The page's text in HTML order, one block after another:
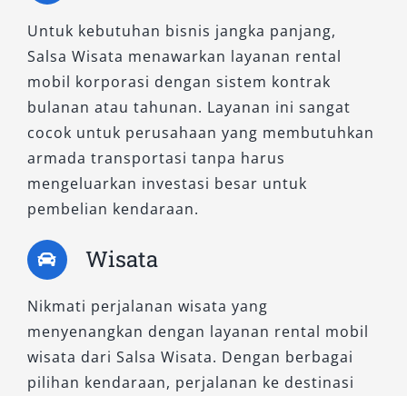
Untuk kebutuhan bisnis jangka panjang,
Salsa Wisata menawarkan layanan rental
mobil korporasi dengan sistem kontrak
bulanan atau tahunan. Layanan ini sangat
cocok untuk perusahaan yang membutuhkan
armada transportasi tanpa harus
mengeluarkan investasi besar untuk
pembelian kendaraan.
Wisata
Nikmati perjalanan wisata yang
menyenangkan dengan layanan rental mobil
wisata dari Salsa Wisata. Dengan berbagai
pilihan kendaraan, perjalanan ke destinasi